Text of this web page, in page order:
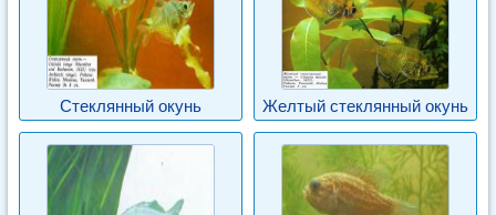
Стеклянный окунь Желтый стеклянный окунь